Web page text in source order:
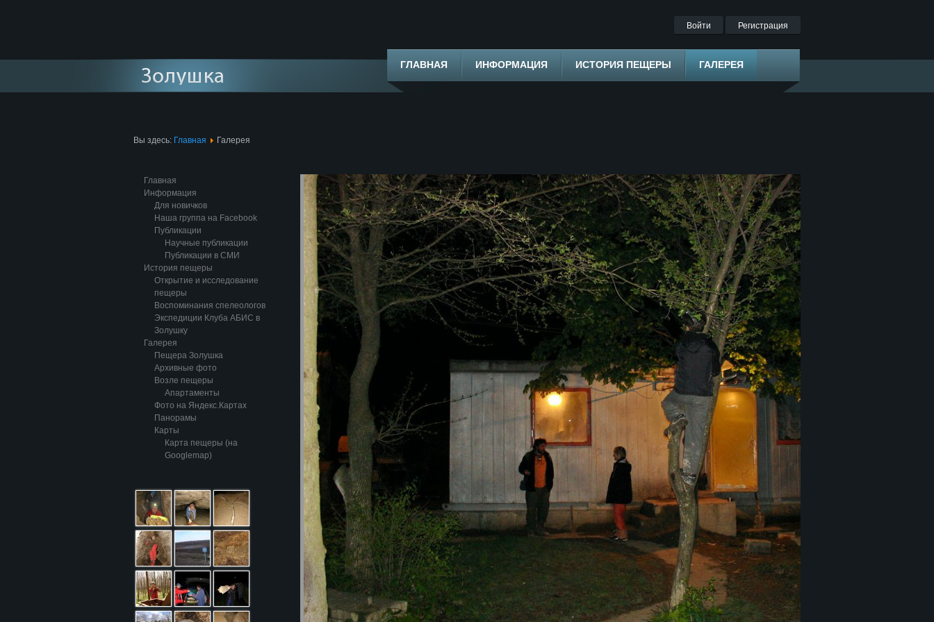
Войти Регистрация
ГЛАВНАЯ ИНФОРМАЦИЯ ИСТОРИЯ ПЕЩЕРЫ ГАЛЕРЕЯ
Вы здесь: Главная Галерея
Главная
Информация
Для новичков
Наша группа на Facebook
Публикации
Научные публикации
Публикации в СМИ
История пещеры
Открытие и исследование
пещеры
Воспоминания спелеологов
Экспедиции Клуба АБИС в
Золушку
Галерея
Пещера Золушка
Архивные фото
Возле пещеры
Апартаменты
Фото на Яндекс.Картах
Панорамы
Карты
Карта пещеры (на
Googlemap)